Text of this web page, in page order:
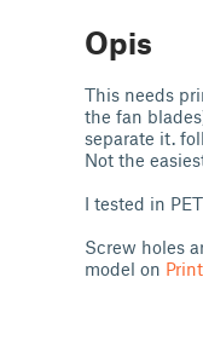
Opis
This needs
the fan
separate it.
Not the
I tested in
Screw holes
model on